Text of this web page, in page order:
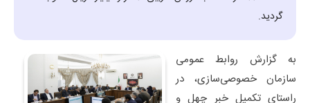
گردید.
به گزارش روابط عمومی
سازمان خصوصی‌سازی، در
راستای تکمیل خبر چهل و